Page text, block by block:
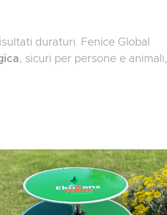
duraturi. Fenice Global
, sicuri per persone e animali,